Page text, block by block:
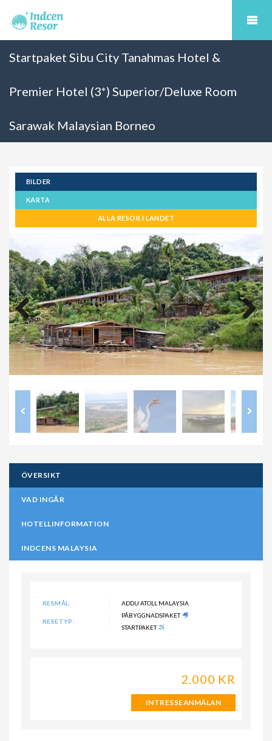
Startpaket Sibu City Tanahmas Hotel &
Premier Hotel (3*) Superior/Deluxe Room
Sarawak Malaysian Borneo
BILDER
KARTA
ALLA RESOR I LANDET
Previous Next
ÖVERSIKT
VAD INGÅR
HOTELLINFORMATION
INDCENS MALAYSIA
RESMÅL: ADDU ATOLL MALAYSIA
RESETYP:
PÅBYGGNADSPAKET
STARTPAKET
2.000 KR
INTRESSEANMÄLAN